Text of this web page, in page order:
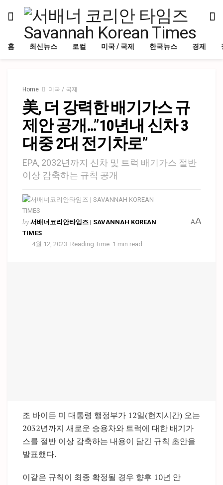
홈 최신뉴스 로컬 미국 / 국제 한국뉴스 경제
Home 미국 / 국제
美, 더 강력한 배기가스 규
제안 공개…”10년내 신차 3
대중 2대 전기차로”
EPA, 2032년까지 신차 및 트럭 배기가스 절반
이상 감축하는 규칙 공개
by 서배너코리안타임즈 | SAVANNAH KOREAN
TIMES
4월 12, 2023 Reading Time: 1 min read
AA
조 바이든 미 대통령 행정부가 12일(현지시간) 오는
2032년까지 새로운 승용차와 트럭에 대한 배기가
스를 절반 이상 감축하는 내용이 담긴 규칙 초안을
발표했다.
이같은 규칙이 최종 확정될 경우 향후 10년 안